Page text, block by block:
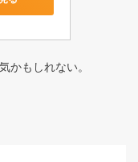
かもしれない。